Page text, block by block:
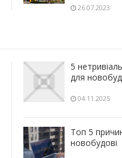
26.07.2023
5
для
04.11.2025
Топ 5
новобудові